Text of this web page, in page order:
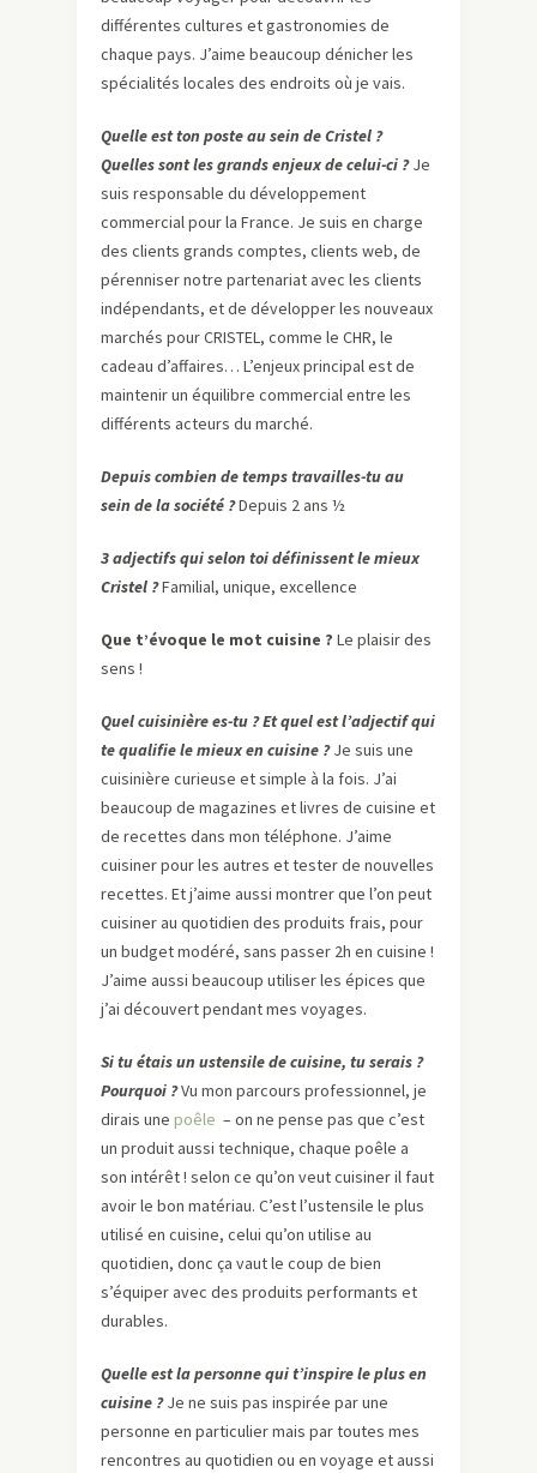
différentes cultures et gastronomies de
chaque pays. J’aime beaucoup dénicher les
spécialités locales des endroits où je vais.
Quelle est ton poste au sein de Cristel ?
Quelles sont les grands enjeux de celui-ci ?Je
suis responsable du développement
commercial pour la France. Je suis en charge
des clients grands comptes, clients web, de
pérenniser notre partenariat avec les clients
indépendants, et de développer les nouveaux
marchés pour CRISTEL, comme le CHR, le
cadeau d’affaires… L’enjeux principal est de
maintenir un équilibre commercial entre les
différents acteurs du marché.
Depuis combien de temps travailles-tu au
sein de la société ?Depuis 2 ans ½
3 adjectifs qui selon toi définissent le mieux
Cristel ?Familial, unique, excellence
Que t’évoque le mot cuisine ? Le plaisir des
sens !
Quel cuisinière es-tu ? Et quel est l’adjectif qui
te qualifie le mieux en cuisine ?Je suis une
cuisinière curieuse et simple à la fois. J’ai
beaucoup de magazines et livres de cuisine et
de recettes dans mon téléphone. J’aime
cuisiner pour les autres et tester de nouvelles
recettes. Et j’aime aussi montrer que l’on peut
cuisiner au quotidien des produits frais, pour
un budget modéré, sans passer 2h en cuisine !
J’aime aussi beaucoup utiliser les épices que
j’ai découvert pendant mes voyages.
Si tu étais un ustensile de cuisine, tu serais ?
Pourquoi ?Vu mon parcours professionnel, je
dirais une poêle – on ne pense pas que c’est
un produit aussi technique, chaque poêle a
son intérêt ! selon ce qu’on veut cuisiner il faut
avoir le bon matériau. C’est l’ustensile le plus
utilisé en cuisine, celui qu’on utilise au
quotidien, donc ça vaut le coup de bien
s’équiper avec des produits performants et
durables.
Quelle est la personne qui t’inspire le plus en
cuisine ?Je ne suis pas inspirée par une
personne en particulier mais par toutes mes
rencontres au quotidien ou en voyage et aussi